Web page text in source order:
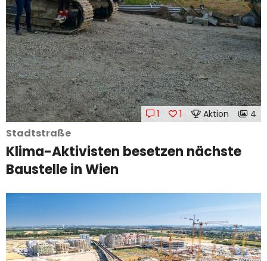
1 1 Aktion 4
Stadtstraße
Klima-Aktivisten besetzen nächste
Baustelle in Wien